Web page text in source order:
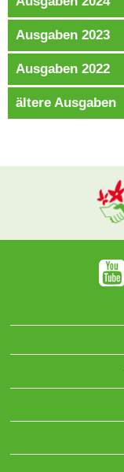
Ausgaben 2023
Ausgaben 2022
ältere Ausgaben